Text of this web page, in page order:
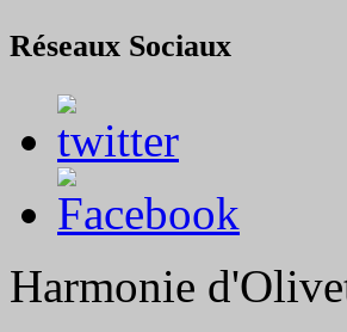
Réseaux Sociaux
Harmonie